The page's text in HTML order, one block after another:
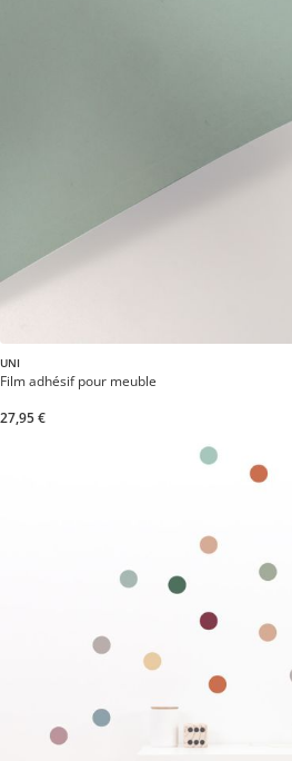
UNI
Film adhésif pour meuble
27,95 €